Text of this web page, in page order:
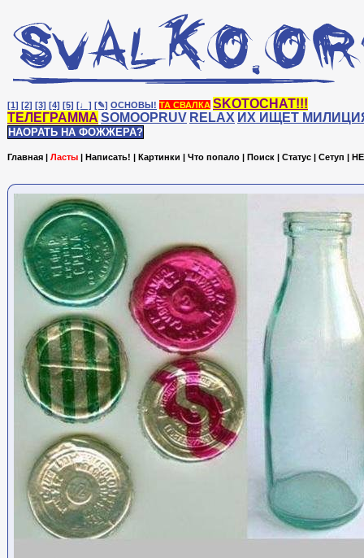
[1] [2] [3] [4] [5] [♩] [✎] ОСНОВЫ! ТА СВАЛКА SKOTOCHAT!!!
ТЕЛЕГРАММА SOMOOPRUV RELAX ИХ ИЩЕТ
НАОРАТЬ НА ФОЖЖЕРА?
Главная | Ласты | Написать! | Картинки | Что попало | Поиск | Статус | Сетуп |